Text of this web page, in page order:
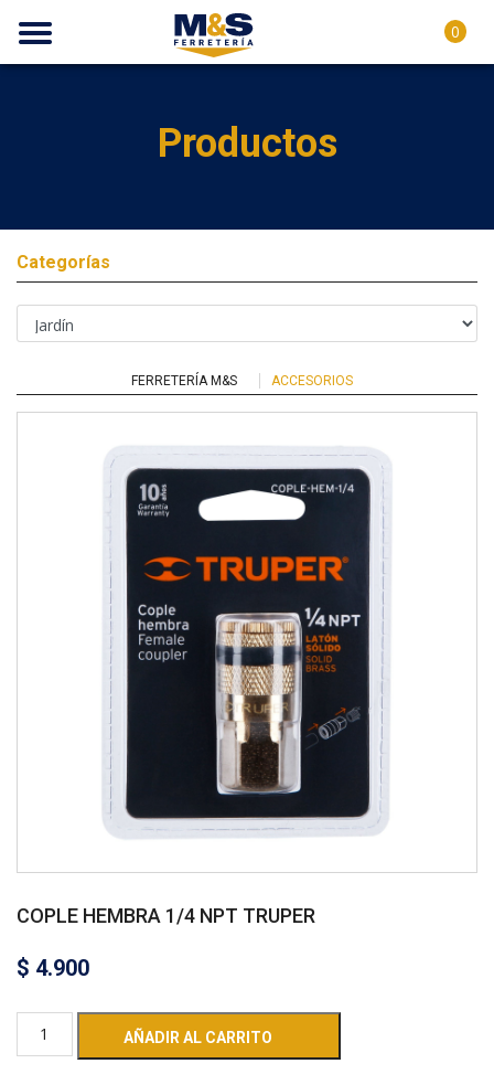
0
Productos
Categorías
FERRETERÍA M&S ACCESORIOS
COPLE HEMBRA 1/4 NPT TRUPER
$ 4.900
AÑADIR AL CARRITO